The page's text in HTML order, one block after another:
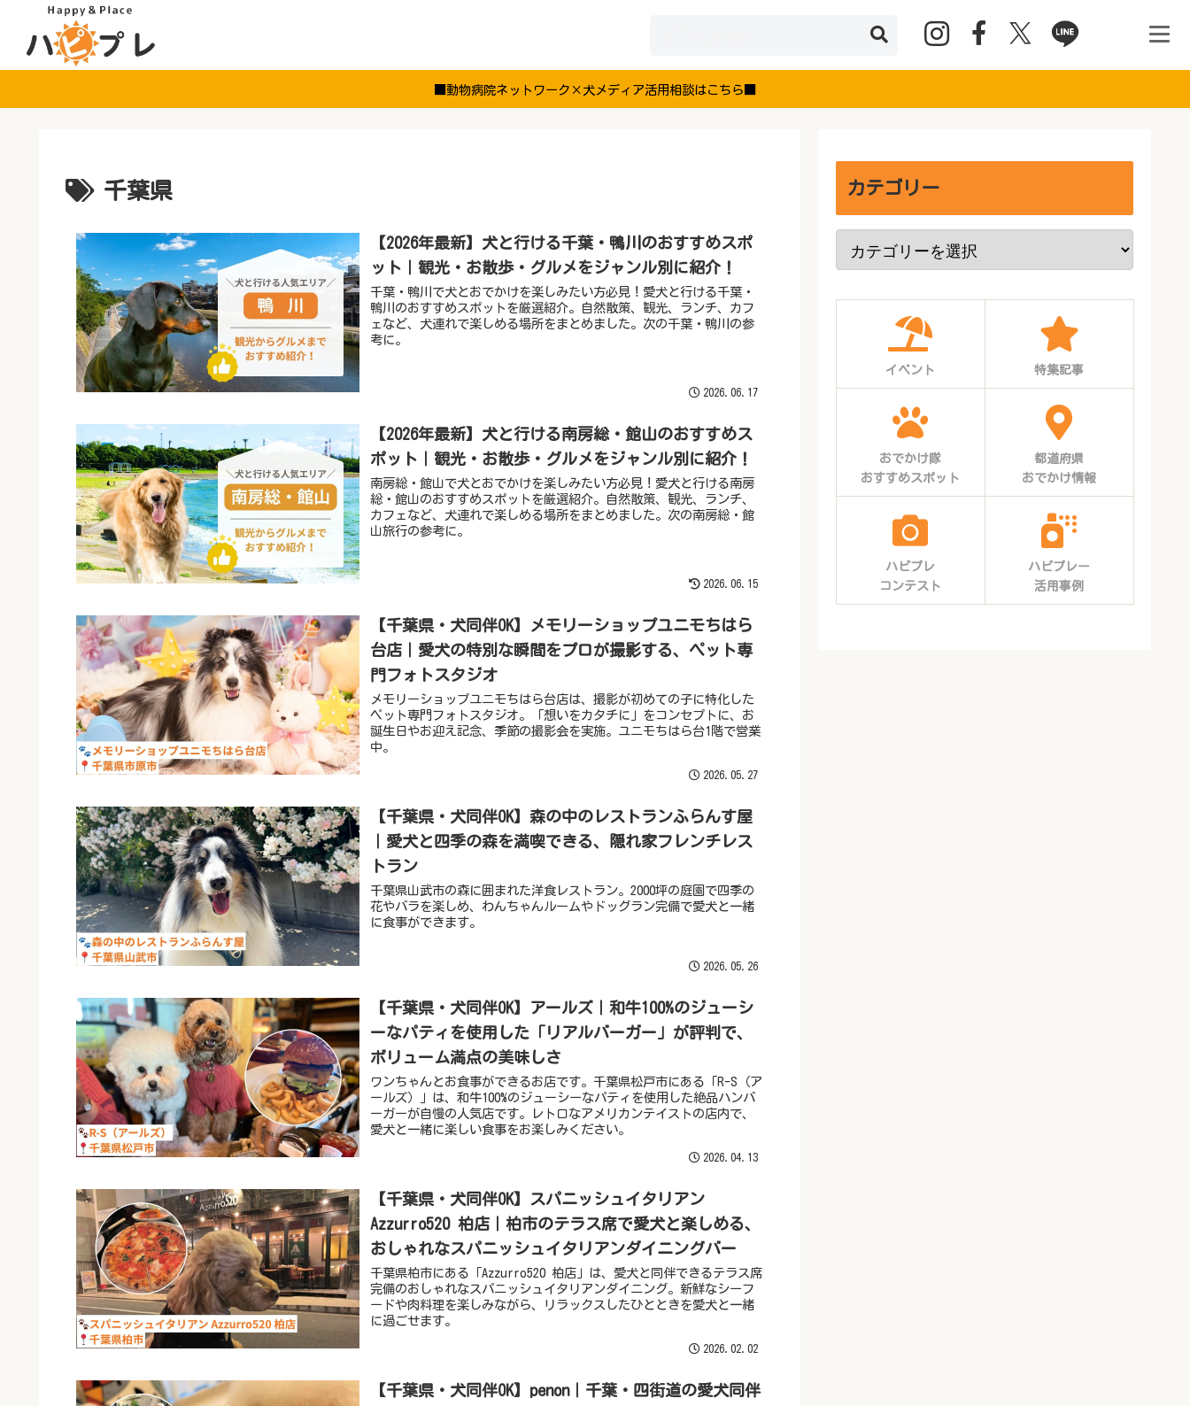
■動物病院ネットワーク×犬メディア活用相談はこちら■
千葉県
【2026年最新】犬と行ける千葉・鴨川のおすすめスポ
ット｜観光・お散歩・グルメをジャンル別に紹介！
千葉・鴨川で犬とおでかけを楽しみたい方必見！愛犬と行ける千葉・
鴨川のおすすめスポットを厳選紹介。自然散策、観光、ランチ、カフ
ェなど、犬連れで楽しめる場所をまとめました。次の千葉・鴨川の参
考に。
2026.06.17
【2026年最新】犬と行ける南房総・館山のおすすめス
ポット｜観光・お散歩・グルメをジャンル別に紹介！
南房総・館山で犬とおでかけを楽しみたい方必見！愛犬と行ける南房
総・館山のおすすめスポットを厳選紹介。自然散策、観光、ランチ、
カフェなど、犬連れで楽しめる場所をまとめました。次の南房総・館
山旅行の参考に。
2026.06.15
【千葉県・犬同伴OK】メモリーショップユニモちはら
台店｜愛犬の特別な瞬間をプロが撮影する、ペット専
門フォトスタジオ
メモリーショップユニモちはら台店は、撮影が初めての子に特化した
ペット専門フォトスタジオ。「想いをカタチに」をコンセプトに、お
誕生日やお迎え記念、季節の撮影会を実施。ユニモちはら台1階で営業
中。
2026.05.27
【千葉県・犬同伴OK】森の中のレストランふらんす屋
｜愛犬と四季の森を満喫できる、隠れ家フレンチレス
トラン
千葉県山武市の森に囲まれた洋食レストラン。2000坪の庭園で四季の
花やバラを楽しめ、わんちゃんルームやドッグラン完備で愛犬と一緒
に食事ができます。
2026.05.26
【千葉県・犬同伴OK】アールズ｜和牛100%のジューシ
ーなパティを使用した「リアルバーガー」が評判で、
ボリューム満点の美味しさ
ワンちゃんとお食事ができるお店です。千葉県松戸市にある「R-S（ア
ールズ）」は、和牛100%のジューシーなパティを使用した絶品ハンバ
ーガーが自慢の人気店です。レトロなアメリカンテイストの店内で、
愛犬と一緒に楽しい食事をお楽しみください。
2026.04.13
【千葉県・犬同伴OK】スパニッシュイタリアン
Azzurro520 柏店｜柏市のテラス席で愛犬と楽しめる、
おしゃれなスパニッシュイタリアンダイニングバー
千葉県柏市にある「Azzurro520 柏店」は、愛犬と同伴できるテラス席
完備のおしゃれなスパニッシュイタリアンダイニング。新鮮なシーフ
ードや肉料理を楽しみながら、リラックスしたひとときを愛犬と一緒
に過ごせます。
2026.02.02
【千葉県・犬同伴OK】penon｜千葉・四街道の愛犬同伴
カテゴリー
イベント 特集記事
おでかけ隊
おすすめスポット
都道府県
おでかけ情報
ハピプレ
コンテスト
ハピプレー
活用事例